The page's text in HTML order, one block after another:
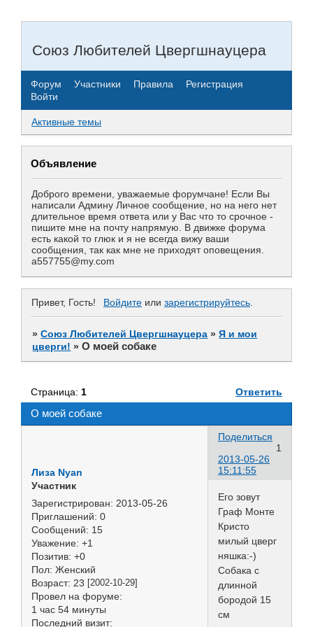
Союз Любителей Цвергшнауцера
Форум Участники Правила
Регистрация
Войти
Активные темы
Объявление
Доброго времени, уважаемые форумчане! Если Вы
написали Админу Личное сообщение, но на него нет
длительное время ответа или у Вас что то срочное -
пишите мне на почту напрямую. В движке форума
есть какой то глюк и я не всегда вижу ваши
сообщения, так как мне не приходят оповещения.
a557755@my.com
Привет, Гость! Войдите или зарегистрируйтесь.
»Союз Любителей Цвергшнауцера »Я и мои
цверги! »О моей собаке
О моей собаке
Страница: 1 Ответить
Поделиться
1
2013-05-26
15:11:55
Лиза Nyan
Участник
Зарегистрирован: 2013-05-26
Приглашений: 0
Сообщений: 15
Уважение: +1
Позитив: +0
Пол: Женский
Возраст: 23 [2002-10-29]
Провел на форуме:
1 час 54 минуты
Последний визит:
Его зовут
Граф Монте
Кристо
милый цверг
няшка:-)
Собака с
длинной
бородой 15
см